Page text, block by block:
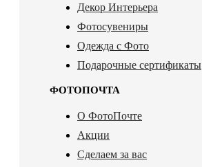
Декор Интерьера
Фотосувениры
Одежда с Фото
Подарочные сертификаты
ФОТОПОЧТА
О ФотоПочте
Акции
Сделаем за вас